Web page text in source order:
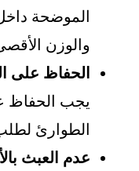
الموضحة
والوزن
الحفاظ على
يجب الحفاظ
الطوارئ
عدم العبث